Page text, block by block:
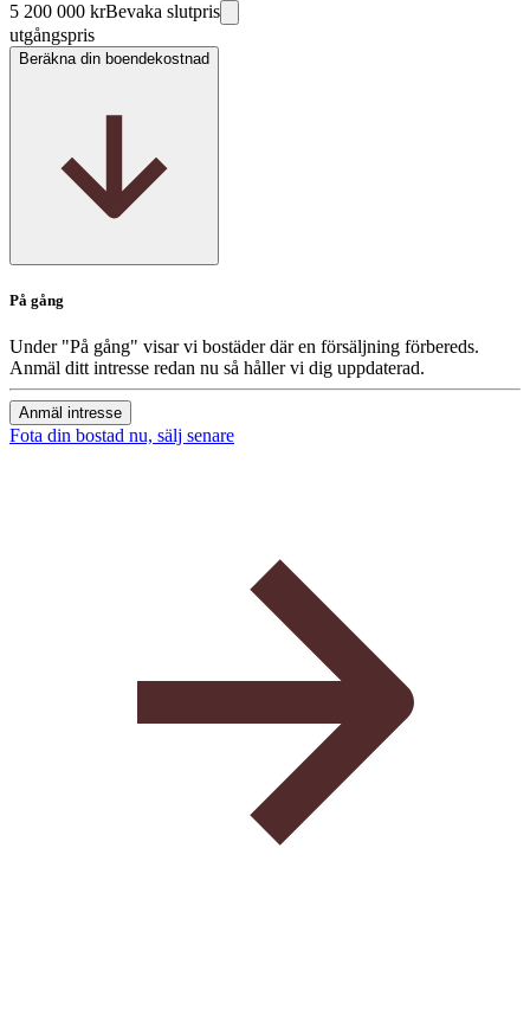
5 200 000 krBevaka slutpris
utgångspris
Beräkna din boendekostnad
På gång
Under "På gång" visar vi bostäder där en försäljning förbereds.
Anmäl ditt intresse redan nu så håller vi dig uppdaterad.
Anmäl intresse
Fota din bostad nu, sälj senare